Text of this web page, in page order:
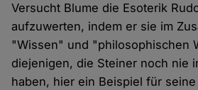
Versucht Blume die Esoterik
aufzuwerten, indem er sie im
"Wissen" und "philosophischen
diejenigen, die Steiner noch nie
haben, hier ein Beispiel für